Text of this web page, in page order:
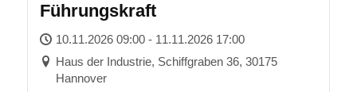
Führungskraft
10.11.2026 09:00 - 11.11.2026 17:00
Haus der Industrie, Schiffgraben 36, 30175
Hannover